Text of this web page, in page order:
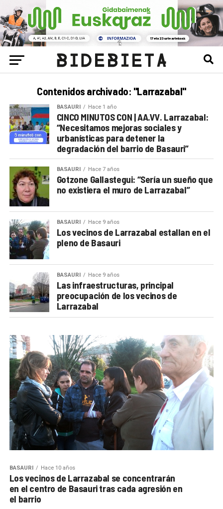
Contenidos archivado: "Larrazabal"
BASAURI Hace 1 año
CINCO MINUTOS CON | AA.VV. Larrazabal:
“Necesitamos mejoras sociales y
urbanísticas para detener la
degradación del barrio de Basauri”
BASAURI Hace 7 años
Gotzone Gallastegui: “Sería un sueño que
no existiera el muro de Larrazabal”
BASAURI Hace 9 años
Los vecinos de Larrazabal estallan en el
pleno de Basauri
BASAURI Hace 9 años
Las infraestructuras, principal
preocupación de los vecinos de
Larrazabal
BASAURI Hace 10 años
Los vecinos de Larrazabal se concentrarán
en el centro de Basauri tras cada agresión en
el barrio